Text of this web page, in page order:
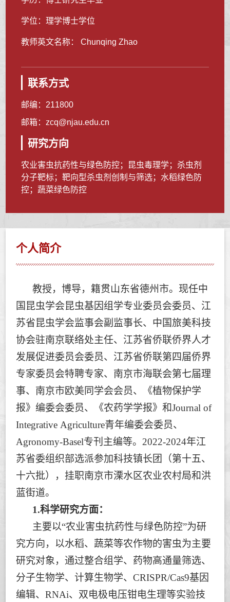
学位：理学博士学位
教师英文名称： Chunqing Zhao
联系方式
邮编： 211800
邮箱： zcq@njau.edu.cn
研究方向
农业害虫抗药性与绿色防控；昆虫毒理学；杀虫剂
分子靶标；靶向型杀虫剂创制与筛选；水稻绿色防
控；蔬菜绿色防控
个人简介
教授，博导，籍贯山东省德州市。现任中
国昆虫学会昆虫基因组学专业委员会委员、江
苏省昆虫学会监事会副监事长、中国旅美科技
协会驻南京联络处主任、江苏省侨联侨界人才
发展促进委员会委员、江苏省侨联第四届侨界
专家委员会特聘专家、南京市海联会第七届理
事、南京市欧美同学会会员、《植物保护学
报》编委会委员、《农药学学报》和Journal of
Integrative Agriculture青年编委会委员、
Agronomy-Basel专刊主编等。 2022-2024年江
苏省委组织部选派参加科技镇长团（第十五、
十六批），挂职南京市溧水区农业农村局和洪
蓝街道。
1.科学研究方面：
主要以“农业害虫抗药性与绿色防控”为研
究方向，以水稻、蔬菜等农作物的害虫为主要
研究对象，通过整合组学、药物高通量筛选、
分子生物学、计算生物学、CRISPR/Cas9基因
编辑、RNAi、双电极电压钳电生理等实验技